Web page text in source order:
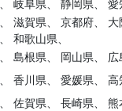
岐阜県、 静岡県、
愛
滋賀県、 京都府、 大
和歌山県、
島根県、 岡山県、 広
香川県、 愛媛県、
高
佐賀県、 長崎県、 熊